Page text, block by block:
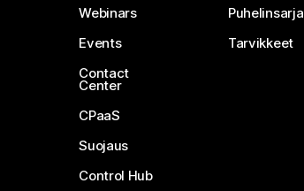
Webinars
Events
Contact
Center
CPaaS
Suojaus
Control Hub
Puhelinsarja
Tarvikkeet